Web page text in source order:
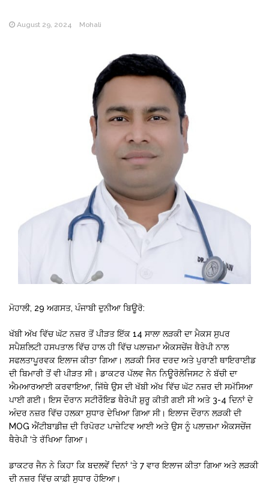
August 29, 2024 Mohali
ਮੋਹਾਲੀ, 29 ਅਗਸਤ, ਪੰਜਾਬੀ ਦੁਨੀਆ ਬਿਊਰੋ:
ਖੱਬੀ ਅੱਖ ਵਿੱਚ ਘੱਟ ਨਜ਼ਰ ਤੋਂ ਪੀੜਤ ਇੱਕ 14 ਸਾਲਾ ਲੜਕੀ ਦਾ ਮੈਕਸ ਸੁਪਰ
ਸਪੈਸ਼ਲਿਟੀ ਹਸਪਤਾਲ ਵਿੱਚ ਹਾਲ ਹੀ ਵਿੱਚ ਪਲਾਜ਼ਮਾ ਐਕਸਚੇਂਜ ਥੈਰੇਪੀ ਨਾਲ
ਸਫਲਤਾਪੂਰਵਕ ਇਲਾਜ ਕੀਤਾ ਗਿਆ। ਲੜਕੀ ਸਿਰ ਦਰਦ ਅਤੇ ਪੁਰਾਣੀ ਥਾਇਰਾਈਡ
ਦੀ ਬਿਮਾਰੀ ਤੋਂ ਵੀ ਪੀੜਤ ਸੀ। ਡਾਕਟਰ ਪੱਲਵ ਜੈਨ ਨਿਊਰੋਲੋਜਿਸਟ ਨੇ ਬੱਚੀ ਦਾ
ਐਮਆਰਆਈ ਕਰਵਾਇਆ, ਜਿੱਥੇ ਉਸ ਦੀ ਖੱਬੀ ਅੱਖ ਵਿੱਚ ਘੱਟ ਨਜ਼ਰ ਦੀ ਸਮੱਸਿਆ
ਪਾਈ ਗਈ। ਇਸ ਦੌਰਾਨ ਸਟੀਰੌਇਡ ਥੈਰੇਪੀ ਸ਼ੁਰੂ ਕੀਤੀ ਗਈ ਸੀ ਅਤੇ 3-4 ਦਿਨਾਂ ਦੇ
ਅੰਦਰ ਨਜ਼ਰ ਵਿੱਚ ਹਲਕਾ ਸੁਧਾਰ ਦੇਖਿਆ ਗਿਆ ਸੀ। ਇਲਾਜ ਦੌਰਾਨ ਲੜਕੀ ਦੀ
MOG ਐਂਟੀਬਾਡੀਜ਼ ਦੀ ਰਿਪੋਰਟ ਪਾਜ਼ੇਟਿਵ ਆਈ ਅਤੇ ਉਸ ਨੂੰ ਪਲਾਜ਼ਮਾ ਐਕਸਚੇਂਜ
ਥੈਰੇਪੀ ‘ਤੇ ਰੱਖਿਆ ਗਿਆ।
ਡਾਕਟਰ ਜੈਨ ਨੇ ਕਿਹਾ ਕਿ ਬਦਲਵੇਂ ਦਿਨਾਂ ‘ਤੇ 7 ਵਾਰ ਇਲਾਜ ਕੀਤਾ ਗਿਆ ਅਤੇ ਲੜਕੀ
ਦੀ ਨਜ਼ਰ ਵਿੱਚ ਕਾਫ਼ੀ ਸੁਧਾਰ ਹੋਇਆ।